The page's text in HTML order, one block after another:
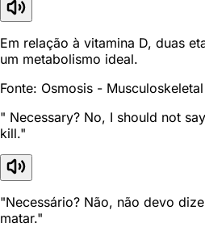
Em relação à vitamina D, duas
um metabolismo ideal.
Fonte: Osmosis - Musculoskeletal
" Necessary? No, I should not
kill."
"Necessário? Não, não devo
matar."